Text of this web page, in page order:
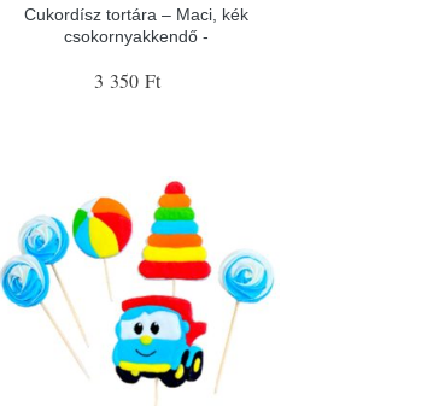
Cukordísz tortára – Maci, kék
csokornyakkendő -
3 350 Ft